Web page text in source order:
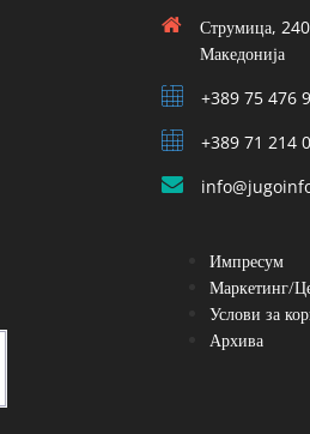
Струмица,
Македонија
+389 75 476
+389 71 214
Импресум
Маркетинг/
Услови за
Архива